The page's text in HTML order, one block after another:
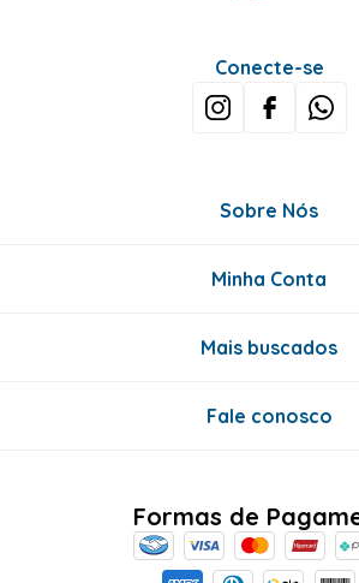
Conecte-se
Sobre Nós
Minha Conta
Mais buscados
Fale conosco
Formas de